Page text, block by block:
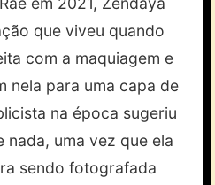
que viveu quando
com a maquiagem e
nela para uma capa de
na época sugeriu
nada, uma vez que ela
sendo fotografada